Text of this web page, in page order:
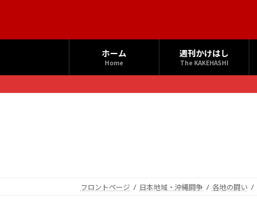
へ
ス
ョ
ン
ホーム
Home
週刊かけはし
The KAKEHASHI
フロントページ 日本地域・沖縄闘争 各地の闘い